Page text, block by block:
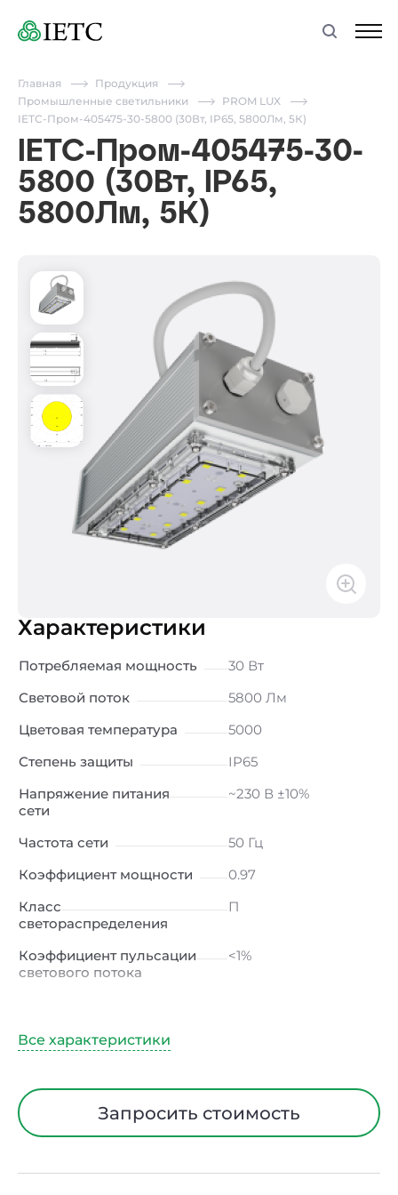
Главная
Продукция
Промышленные светильники
PROM LUX
IETC-Пром-405475-30-5800 (30Вт, IP65, 5800Лм, 5К)
IETC-Пром-405475-30-
5800 (30Вт, IP65,
5800Лм, 5К)
Характеристики
Потребляемая мощность
30 Вт
Световой поток
5800 Лм
Цветовая температура
5000
Степень защиты
IP65
Напряжение питания
сети
~230 В ±10%
Частота сети
50 Гц
Коэффициент мощности
0.97
Класс
светораспределения
П
Коэффициент пульсации
светового потока
<1%
Тип кривой силы света
Климатическое
исполнениеЗапросить стоимость